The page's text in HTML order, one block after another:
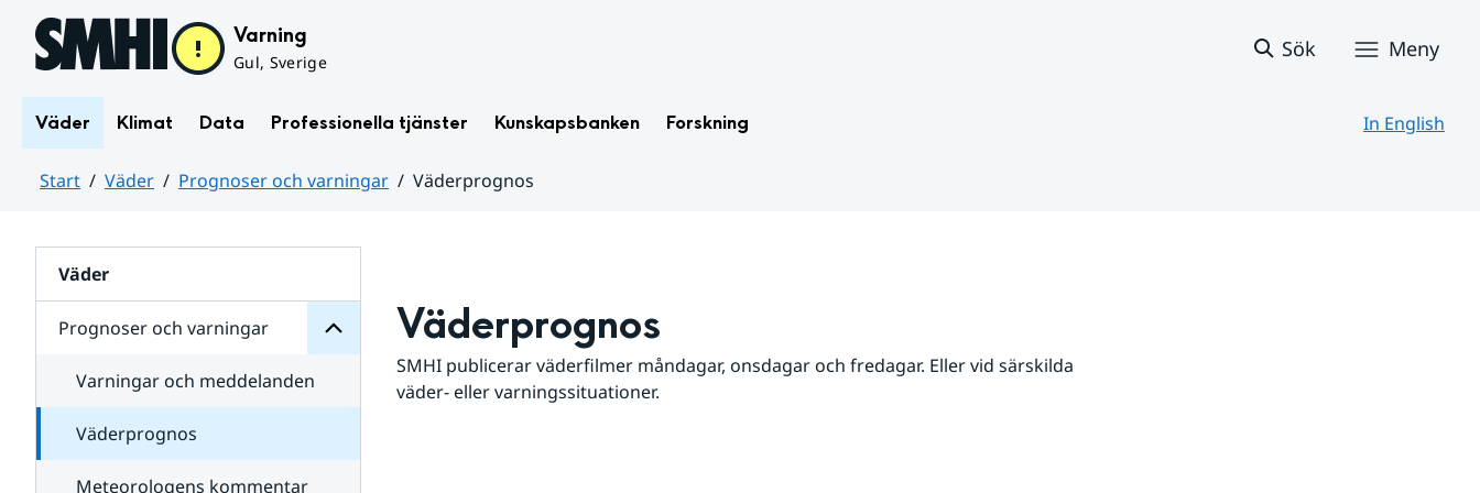
Hoppa till sidans innehåll Varning
Gul, Sverige
Sök Meny
Väder Klimat Data Professionella tjänster Kunskapsbanken Forskning In English
Start Väder Prognoser och varningar
Väderprognos
Väder
Prognoser och varningar
för
varningar
Varningar och meddelanden
Väderprognos
Meteorologens kommentar
Väderprognos
SMHI publicerar väderfilmer måndagar, onsdagar och fredagar. Eller vid särskilda
väder- eller varningssituationer.